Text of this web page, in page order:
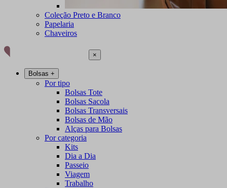
Coleção Preto e Branco
Papelaria
Chaveiros
×
Bolsas +
Por tipo
Bolsas Tote
Bolsas Sacola
Bolsas Transversais
Bolsas de Mão
Alças para Bolsas
Por categoria
Kits
Dia a Dia
Passeio
Viagem
Trabalho